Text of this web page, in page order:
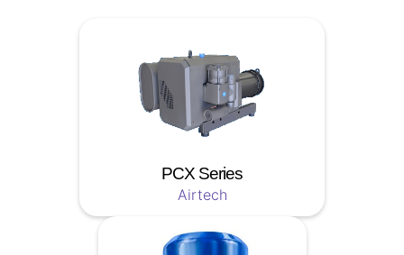
PCX Series
Airtech